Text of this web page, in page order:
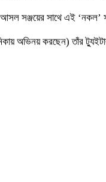
সঞ্জয়ের সাথে এই ‘নকল’
অভিনয় করছেন) তাঁর